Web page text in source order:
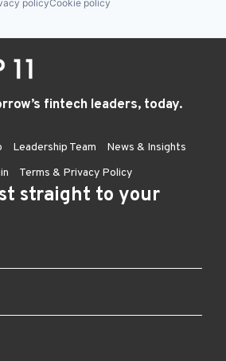
policyCookie policy
fintech leaders, today.
Leadership Team
News & Insights
Terms & Privacy Policy
straight to your